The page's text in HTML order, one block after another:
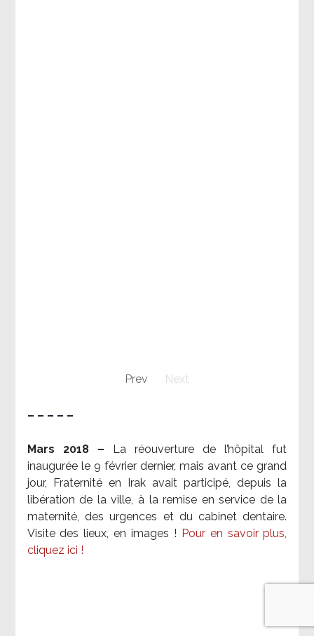
Prev Next
– – – – –
Mars 2018 –
La réouverture de l’hôpital fut
inaugurée le 9 février dernier, mais avant ce grand
jour, Fraternité en Irak avait participé, depuis la
libération de la ville, à la remise en service de la
maternité, des urgences et du cabinet dentaire.
Visite des lieux, en images ! Pour en savoir plus,
cliquez ici !